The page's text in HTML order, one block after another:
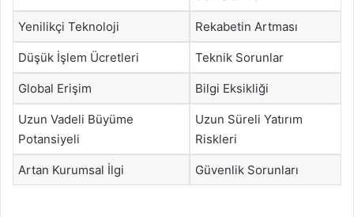
Yenilikçi Teknoloji Rekabetin Artması
Düşük İşlem Ücretleri Teknik Sorunlar
Global Erişim Bilgi Eksikliği
Uzun Vadeli Büyüme
Potansiyeli
Uzun Süreli Yatırım
Riskleri
Artan Kurumsal İlgi Güvenlik Sorunları